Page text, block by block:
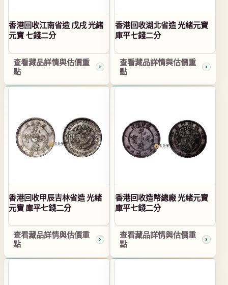
香港回收江南省造 戊戌 光緒
元寶 七錢二分
查看藏品詳情與估價重
點
香港回收湖北省造 光緒元寶
庫平七錢二分
查看藏品詳情與估價重
點
香港回收甲辰吉林省造 光緒
元寶 庫平七錢二分
查看藏品詳情與估價重
點
香港回收造幣總廠 光緒元寶
庫平七錢二分
查看藏品詳情與估價重
點